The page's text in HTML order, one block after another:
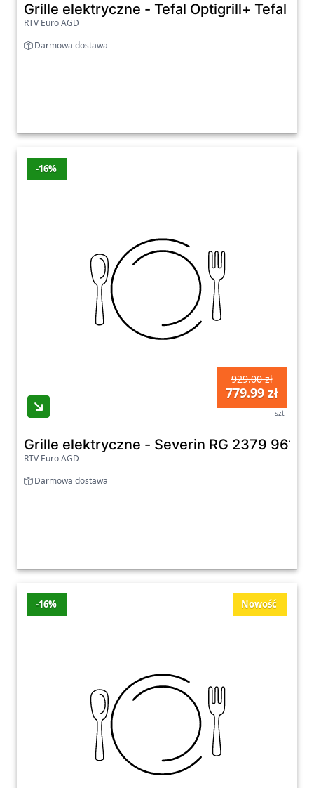
Grille elektryczne - Tefal Optigrill+ Tefal
RTV Euro AGD
Darmowa dostawa
-16%
929.00 zł
779.99 zł
szt
Grille elektryczne - Severin RG 2379
RTV Euro AGD
Darmowa dostawa
Nowość
-16%